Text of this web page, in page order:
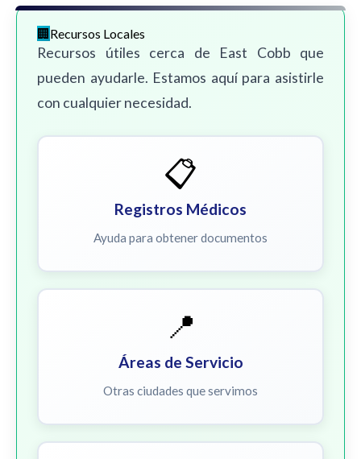
Recursos Locales
Recursos útiles cerca de East Cobb que
pueden ayudarle. Estamos aquí para asistirle
con cualquier necesidad.
📋
Registros Médicos
Ayuda para obtener documentos
📍
Áreas de Servicio
Otras ciudades que servimos